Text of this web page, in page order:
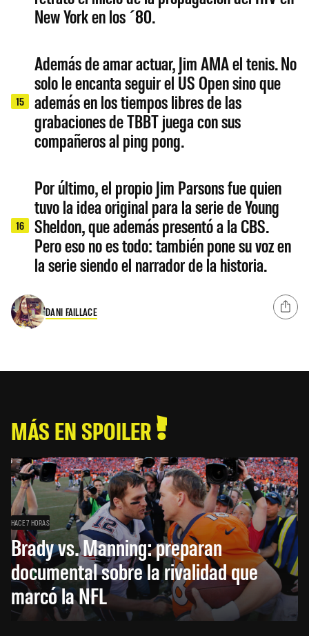
New York en los ´80.
15
Además de amar actuar, Jim AMA el tenis. No
solo le encanta seguir el US Open sino que
además en los tiempos libres de las
grabaciones de TBBT juega con sus
compañeros al ping pong.
16
Por último, el propio Jim Parsons fue quien
tuvo la idea original para la serie de Young
Sheldon, que además presentó a la CBS.
Pero eso no es todo: también pone su voz en
la serie siendo el narrador de la historia.
DANI FAILLACE
MÁS EN SPOILER
HACE 7 HORAS
Brady vs. Manning: preparan
documental sobre la rivalidad que
marcó la NFL